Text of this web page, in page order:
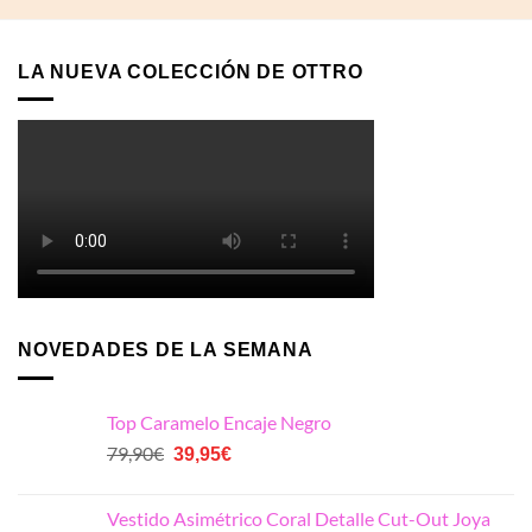
LA NUEVA COLECCIÓN DE OTTRO
NOVEDADES DE LA SEMANA
Top Caramelo Encaje Negro
79,90€ El
era:
39,95€El
es:
Vestido Asimétrico Coral Detalle Cut-Out Joya